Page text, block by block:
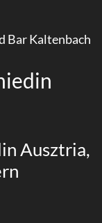
Bar Kaltenbach
Ausztria,